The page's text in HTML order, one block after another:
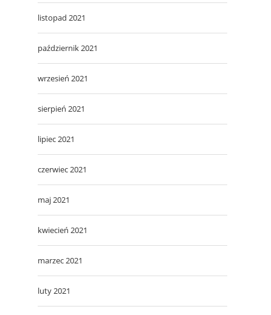
listopad 2021
październik 2021
wrzesień 2021
sierpień 2021
lipiec 2021
czerwiec 2021
maj 2021
kwiecień 2021
marzec 2021
luty 2021